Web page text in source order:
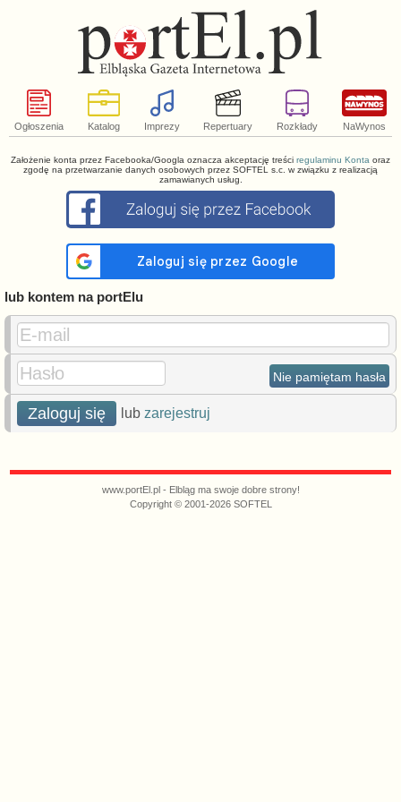
Ogłoszenia Katalog Imprezy Repertuary Rozkłady NaWynos
Założenie konta przez Facebooka/Googla oznacza akceptację treści regulaminu Konta oraz
zgodę na przetwarzanie danych osobowych przez SOFTEL s.c. w związku z realizacją
zamawianych usług.
lub kontem na portElu
E-mail
Hasło
Nie pamiętam hasła
Zaloguj się lub zarejestruj
www.portEl.pl - Elbląg ma swoje dobre strony!
Copyright © 2001-2026 SOFTEL